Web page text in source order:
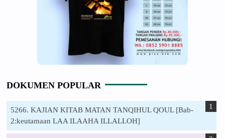
DOKUMEN POPULAR
5266. KAJIAN KITAB MATAN TANQIHUL QOUL [Bab-
2:keutamaan LAA ILAAHA ILLALLOH]